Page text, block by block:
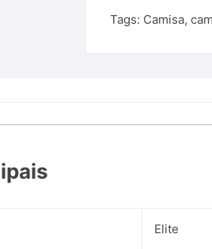
Tags: Camisa,
Elite